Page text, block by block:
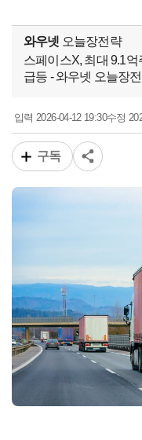
와우넷 오늘장전략
스페이스X, 최대 9.1
급등 - 와우넷 오늘장
입력2026-04-12 19:30수정
구독